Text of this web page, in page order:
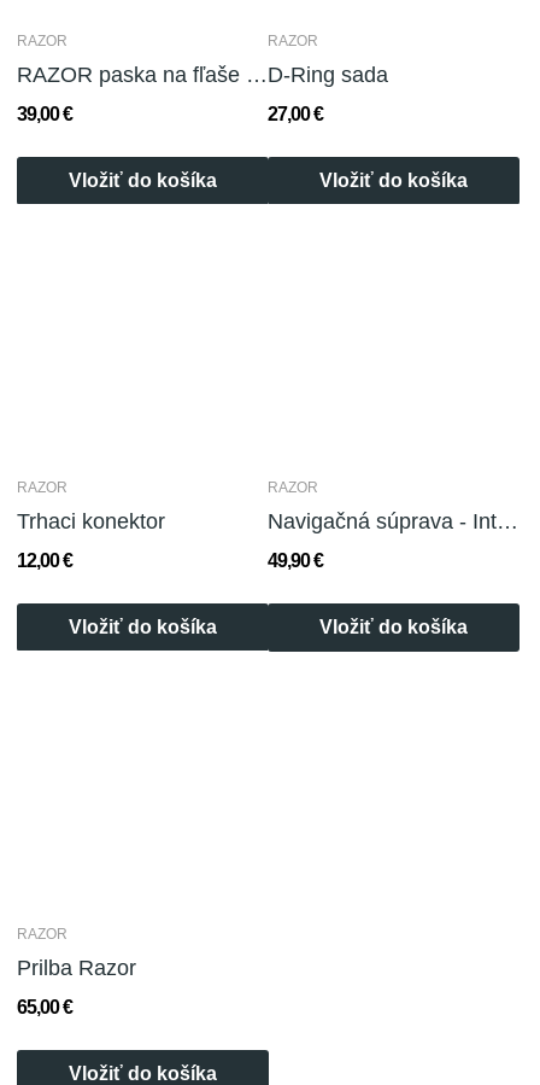
RAZOR
RAZOR paska na fľaše (S80)
39,00 €
Vložiť do košíka
RAZOR
D-Ring sada
27,00 €
Vložiť do košíka
RAZOR
Trhaci konektor
12,00 €
Vložiť do košíka
RAZOR
Navigačná súprava - Intro to cave
49,90 €
Vložiť do košíka
RAZOR
Prilba Razor
65,00 €
Vložiť do košíka